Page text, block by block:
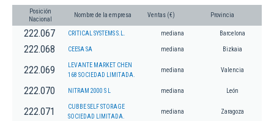
Posición
Nacional
Nombre de la empresa Ventas (€) Provincia
222.067 CRITICAL SYSTEMS S.L. mediana Barcelona
222.068 CEESA SA mediana Bizkaia
222.069
LEVANTE MARKET CHEN
168 SOCIEDAD LIMITADA.
mediana Valencia
222.070 NITRAM 2000 S L mediana León
222.071
CUBBE SELF STORAGE
SOCIEDAD LIMITADA.
mediana Zaragoza